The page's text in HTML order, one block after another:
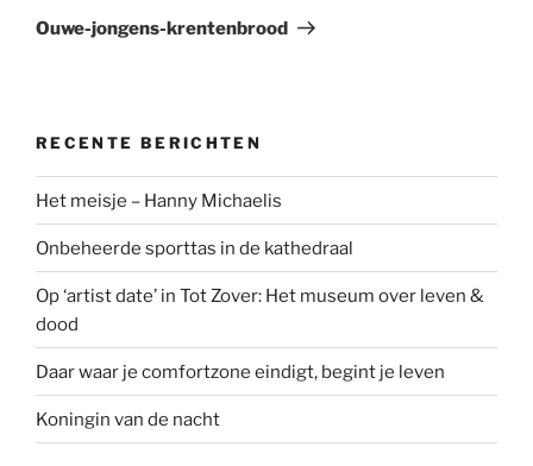
bericht
Ouwe-jongens-krentenbrood
RECENTE BERICHTEN
Het meisje – Hanny Michaelis
Onbeheerde sporttas in de kathedraal
Op ‘artist date’ in Tot Zover: Het museum over leven &
dood
Daar waar je comfortzone eindigt, begint je leven
Koningin van de nacht